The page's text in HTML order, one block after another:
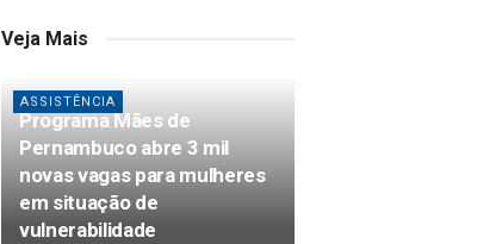
Veja Mais
ASSISTÊNCIA
Programa Mães de
Pernambuco abre 3 mil
novas vagas para mulheres
em situação de
vulnerabilidade